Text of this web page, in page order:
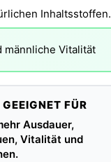
Inhaltsstoffen.
männliche Vitalität
FÜR
Ausdauer,
Vitalität und